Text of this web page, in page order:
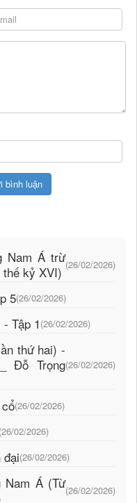
Nam Á trừ
kỷ XVI) (26/02/2026)
5(26/02/2026)
Tập 1 (26/02/2026)
thứ hai) -
Đỗ Trọng(26/02/2026)
(26/02/2026)
(26/02/2026)
(26/02/2026)
Á (Từ(26/02/2026)